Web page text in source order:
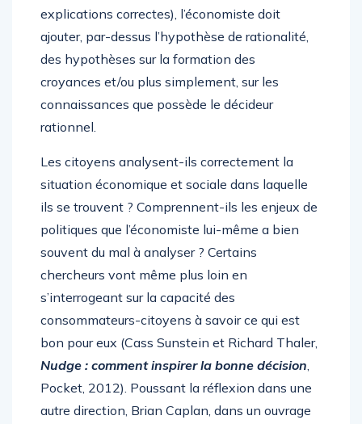
explications correctes), l’économiste doit
ajouter, par-dessus l’hypothèse de rationalité,
des hypothèses sur la formation des
croyances et/ou plus simplement, sur les
connaissances que possède le décideur
rationnel.
Les citoyens analysent-ils correctement la
situation économique et sociale dans laquelle
ils se trouvent ? Comprennent-ils les enjeux de
politiques que l’économiste lui-même a bien
souvent du mal à analyser ? Certains
chercheurs vont même plus loin en
s’interrogeant sur la capacité des
consommateurs-citoyens à savoir ce qui est
bon pour eux (Cass Sunstein et Richard Thaler,
Nudge : comment inspirer la bonne décision,
Pocket, 2012). Poussant la réflexion dans une
autre direction, Brian Caplan, dans un ouvrage